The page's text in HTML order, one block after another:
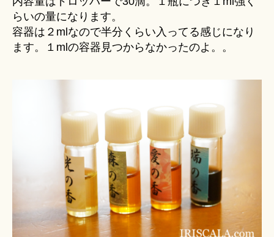
らいの量になります。
容器は２mlなので半分くらい入ってる感じになり
ます。１mlの容器見つからなかったのよ。。